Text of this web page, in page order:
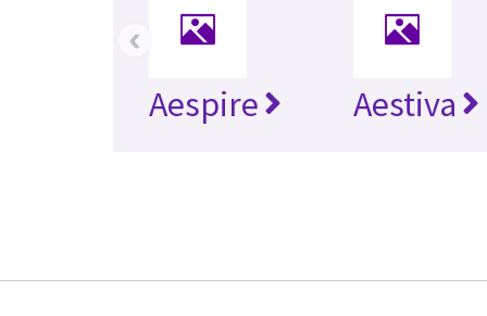
Aespire Aestiva
‹